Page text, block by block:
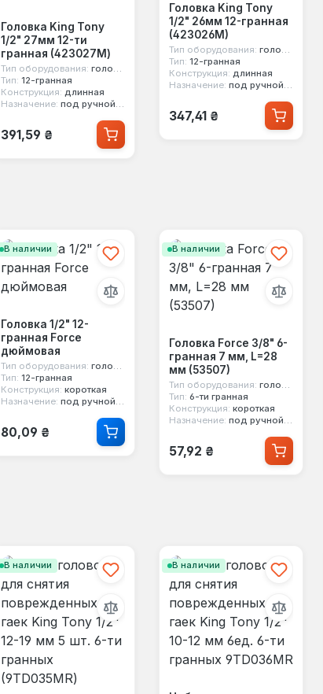
Головка King Tony
1/2" 27мм 12-ти
гранная (423027M)
Тип оборудования: головка стандартная
Тип: 12-гранная
Конструкция: длинная
Назначение: под ручной инструмент
Обычная цена:
391,59 ₴
Головка King Tony
1/2" 26мм 12-гранная
(423026M)
Тип оборудования: головка стандартная
Тип: 12-гранная
Конструкция: длинная
Назначение: под ручной инструмент
Обычная цена:
347,41 ₴
В наличии
Головка 1/2" 12-
гранная Force
дюймовая
Тип оборудования: головка стандартная
Тип: 12-гранная
Конструкция: короткая
Назначение: под ручной инструмент
Обычная цена:
80,09 ₴
В наличии
Головка Force 3/8" 6-
гранная 7 мм, L=28
мм (53507)
Тип оборудования: головка стандартная
Тип: 6-ти гранная
Конструкция: короткая
Назначение: под ручной инструмент
Обычная цена:
57,92 ₴
В наличии В наличии